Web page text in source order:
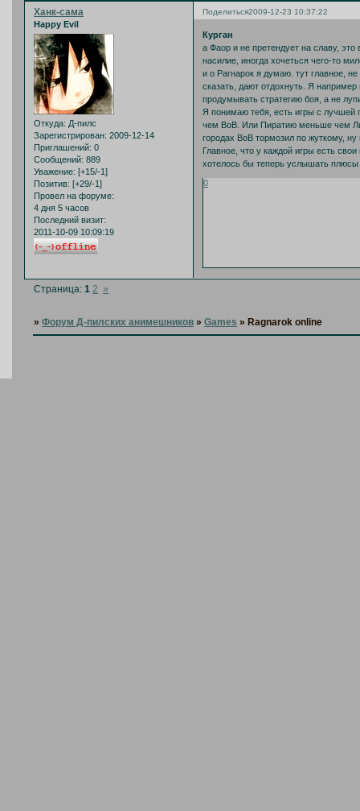
Поделиться2009-12-23 10:37:22
Ханк-сама
Happy Evil
Откуда: Д-пилс
Зарегистрирован: 2009-12-14
Приглашений: 0
Сообщений: 889
Уважение: [+15/-1]
Позитив: [+29/-1]
Провел на форуме:
4 дня 5 часов
Последний визит:
2011-10-09 10:09:19
Курган
а Фаор и не претендует на славу,
насилие, иногда хочеться чего-то
и о Рагнарок я думаю. тут главное,
сказать, дают отдохнуть. Я
продумывать стратегию боя, а не
Я понимаю тебя, есть игры с лучшей
чем ВоВ. Или Пиратию меньше чем
городах ВоВ тормозил по жуткому,
Главное, что у каждой игры есть
хотелось бы теперь услышать
0
Страница:1 2 »
»Форум Д-пилских анимешников »Games » Ragnarok online